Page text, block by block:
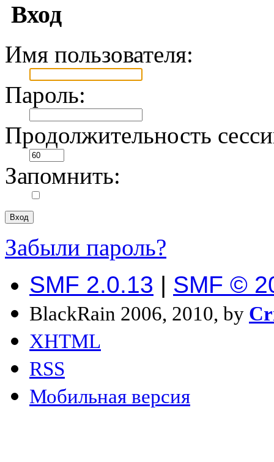
Вход
Имя пользователя:
Пароль:
Продолжительность
Запомнить:
Забыли пароль?
SMF 2.0.13 | SMF ©
BlackRain 2006, 2010, by
XHTML
RSS
Мобильная версия